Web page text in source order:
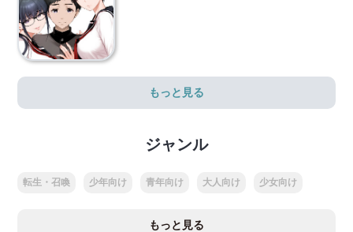
もっと見る
ジャンル
転生・召喚 少年向け 青年向け 大人向け 少女向け
もっと見る